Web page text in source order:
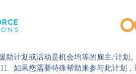
助计划或活动是机会均等的雇主/计
如果您需要特殊帮助来参与此计划